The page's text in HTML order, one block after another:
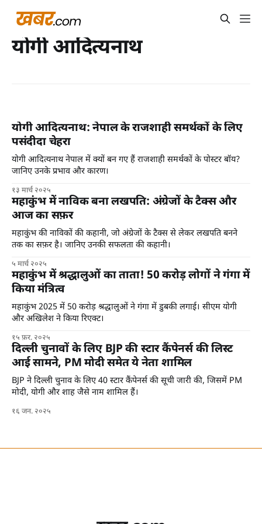
योगी आदित्‍यनाथ
योगी आदित्‍यनाथ: नेपाल के राजशाही समर्थकों के लिए
पसंदीदा चेहरा
योगी आदित्‍यनाथ नेपाल में क्यों बन गए हैं राजशाही समर्थकों के पोस्टर बॉय?
जानिए उनके प्रभाव और कारण।
१३ मार्च २०२५
महाकुंभ में नाविक बना लखपति: अंग्रेजों के टैक्स और
आज का सफ़र
महाकुंभ की नाविकों की कहानी, जो अंग्रेजों के टैक्स से लेकर लखपति बनने
तक का सफ़र है। जानिए उनकी सफलता की कहानी।
५ मार्च २०२५
महाकुंभ में श्रद्धालुओं का ताता! 50 करोड़ लोगों ने गंगा में
किया मंत्रित्व
महाकुंभ 2025 में 50 करोड़ श्रद्धालुओं ने गंगा में डुबकी लगाई। सीएम योगी
और अखिलेश ने किया रिएक्ट।
१५ फ़र. २०२५
दिल्ली चुनावों के लिए BJP की स्टार कैंपेनर्स की लिस्ट
आई सामने, PM मोदी समेत ये नेता शामिल
BJP ने दिल्ली चुनाव के लिए 40 स्टार कैंपेनर्स की सूची जारी की, जिसमें PM
मोदी, योगी और शाह जैसे नाम शामिल हैं।
१६ जन. २०२५